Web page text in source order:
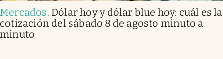
Mercados. Dólar hoy y dólar blue hoy: cuál es la
cotización del sábado 8 de agosto minuto a
minuto